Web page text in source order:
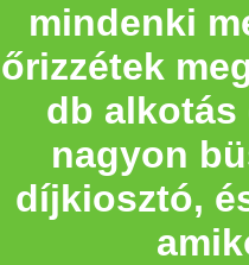
mindenki
őrizzétek
db alkotás
nagyon
díjkiosztó,